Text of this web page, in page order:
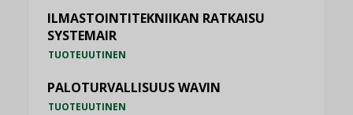
ILMASTOINTITEKNIIKAN RATKAISU
SYSTEMAIR
TUOTEUUTINEN
PALOTURVALLISUUS WAVIN
TUOTEUUTINEN